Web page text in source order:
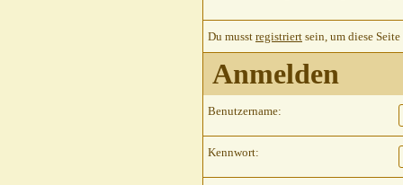
Du musst registriert sein, um diese
Anmelden
Benutzername:
Kennwort: